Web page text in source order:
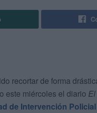
recortar de forma
este miércoles el diario
de Intervención Policial